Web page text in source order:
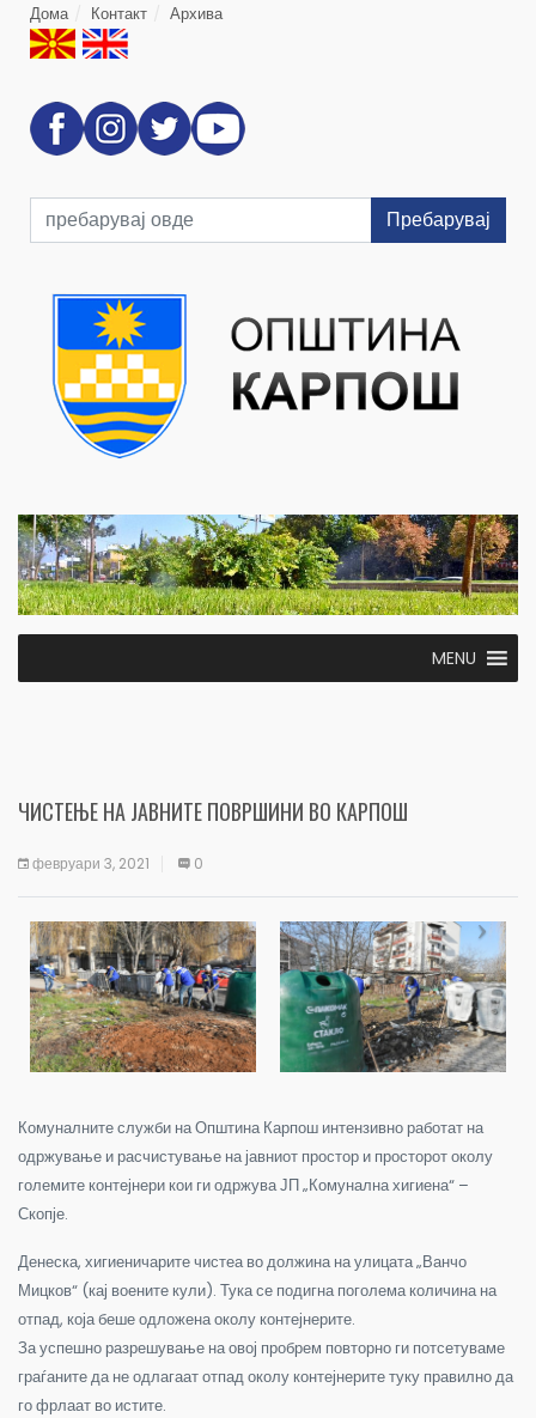
Дома Контакт Архива
Пребарувај
MENU
ЧИСТЕЊЕ НА ЈАВНИТЕ ПОВРШИНИ ВО КАРПОШ
февруари 3, 2021 0
Комуналните служби на Општина Карпош интензивно работат на
одржување и расчистување на јавниот простор и просторот околу
големите контејнери кои ги одржува ЈП „Комунална хигиена“ –
Скопје.
Денеска, хигиеничарите чистеа во должина на улицата „Ванчо
Мицков“ (кај воените кули). Тука се подигна поголема количина на
отпад, која беше одложена околу контејнерите.
За успешно разрешување на овој пробрем повторно ги потсетуваме
граѓаните да не одлагаат отпад околу контејнерите туку правилно да
го фрлаат во истите.